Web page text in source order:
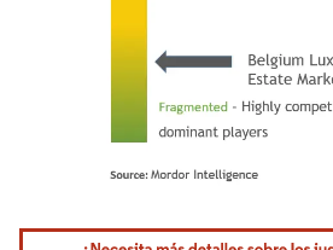
Imagen © Mordor Intelligence. El uso requiere